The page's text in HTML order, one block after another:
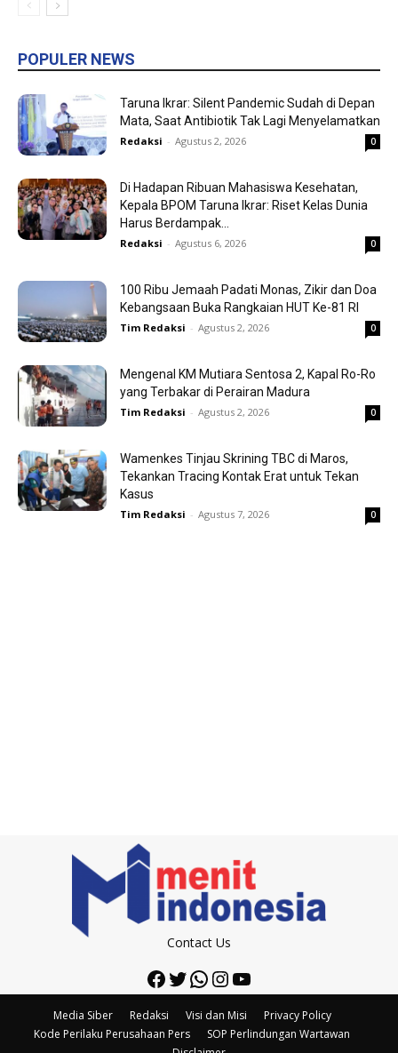
POPULER NEWS
Taruna Ikrar: Silent Pandemic Sudah di Depan
Mata, Saat Antibiotik Tak Lagi Menyelamatkan
Redaksi - Agustus 2, 2026 0
Di Hadapan Ribuan Mahasiswa Kesehatan,
Kepala BPOM Taruna Ikrar: Riset Kelas Dunia
Harus Berdampak...
Redaksi - Agustus 6, 2026 0
100 Ribu Jemaah Padati Monas, Zikir dan Doa
Kebangsaan Buka Rangkaian HUT Ke-81 RI
Tim Redaksi - Agustus 2, 2026 0
Mengenal KM Mutiara Sentosa 2, Kapal Ro-Ro
yang Terbakar di Perairan Madura
Tim Redaksi - Agustus 2, 2026 0
Wamenkes Tinjau Skrining TBC di Maros,
Tekankan Tracing Kontak Erat untuk Tekan
Kasus
Tim Redaksi - Agustus 7, 2026 0
Contact Us
Facebook
Twitter
WhatsApp
Instagram
YouTube
Media Siber Redaksi Visi dan Misi
Privacy Policy
Kode Perilaku Perusahaan Pers
SOP Perlindungan Wartawan